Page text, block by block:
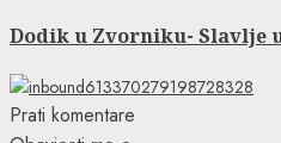
Dodik u Zvorniku- Slavlje
Prati komentare